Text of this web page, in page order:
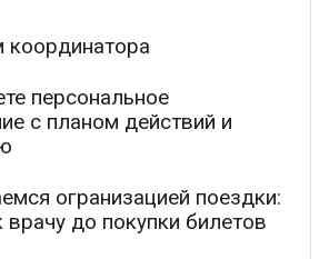
персональное
с планом действий и
огранизацией поездки:
врачу до покупки билетов